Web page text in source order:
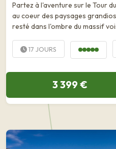
Partez à l'aventure sur le Tour
au coeur des paysages
resté dans l'ombre du massif
en... 17 JOURS
3 399 €